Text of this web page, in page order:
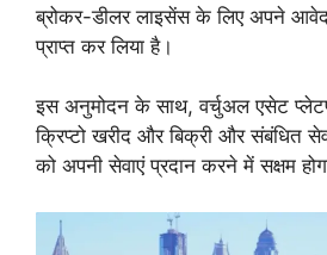
ब्रोकर-डीलर लाइसेंस के लिए अपने
प्राप्त कर लिया है।
इस अनुमोदन के साथ, वर्चुअल एसेट
क्रिप्टो खरीद और बिक्री और संबंधित
को अपनी सेवाएं प्रदान करने में सक्षम